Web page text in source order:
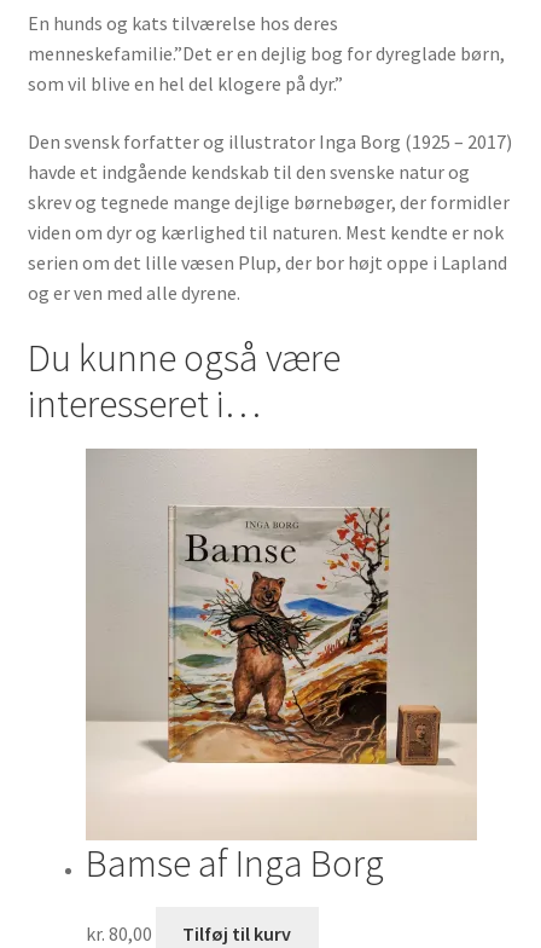
En hunds og kats tilværelse hos deres
menneskefamilie.”Det er en dejlig bog for dyreglade børn,
som vil blive en hel del klogere på dyr.”
Den svensk forfatter og illustrator Inga Borg (1925 – 2017)
havde et indgående kendskab til den svenske natur og
skrev og tegnede mange dejlige børnebøger, der formidler
viden om dyr og kærlighed til naturen. Mest kendte er nok
serien om det lille væsen Plup, der bor højt oppe i Lapland
og er ven med alle dyrene.
Du kunne også være
interesseret i…
Bamse af Inga Borg
kr. 80,00 Tilføj til kurv